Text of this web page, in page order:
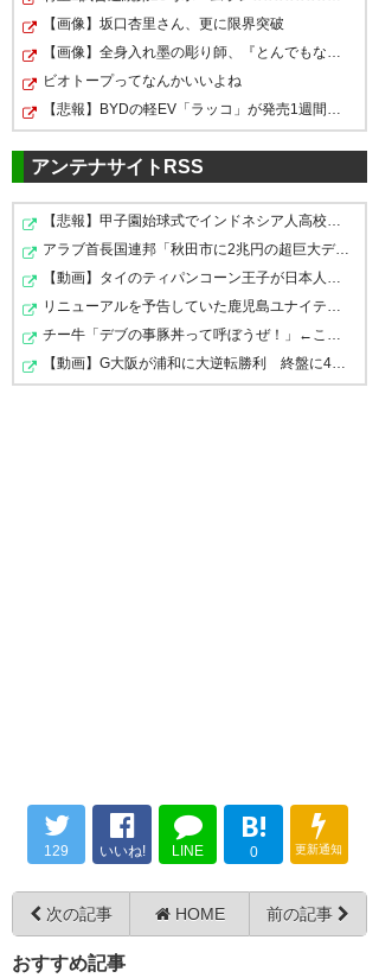
試合終了 湘南ベルマーレ0-6清
水エスパルス
— きーん (KeaneKea)2019, 9月
29
クリーンシートきたあああああ
ああああああああああああああ
ああああああああああああああ
ああ #spulse
#spulsehttps://t.co/Fcj216JpV4
— 黒髭組(清水と水戸を行ったり
来たり) (STYLETGOGO)2019, 9
月 29
コンサドーレにやられて嫌だっ
たことをベルマーレにするエス
パルス。
— ひろ公式 (hiro190819)2019,
エスパルス6-0で勝利！6得点も
すごいけど、何より無失点で勝
てたのが嬉しい！これからどん
どん勝ち進んでほしい！！
✨✨✨✨✨✨ #spulse #エスパル
ルスが勝つ夢を2日前に見て、現
実化してびっくりしている。
— 布袋屋＠サワイリ
(hoteiya97)2019, 9月 29
ほんと改めて、エウソン神エス
パルスに来てくれてありがと
う！ #spulse
— 私 (a___h___29)2019, 9月 29
ったから！
https://t.co/GePWuS4MRd
— きょとん (kyoton1229)2019,
9月 29
【画像】坂口杏里さん、更に限界突破
【画像】全身入れ墨の彫り師、『とんでもない正論』を吐…
ビオトープってなんかいいよね
【悲報】BYDの軽EV「ラッコ」が発売1週間で760台を受注。…
アンテナサイトRSS
【悲報】甲子園始球式でインドネシア人高校生が投げたこ…
アラブ首長国連邦「秋田市に2兆円の超巨大データセンター…
【動画】タイのティパンコーン王子が日本人女性とデート…
リニューアルを予告していた鹿児島ユナイテッドの“ゆない…
チー牛「デブの事豚丼って呼ぼうぜ！」←これが流行らなか…
【動画】G大阪が浦和に大逆転勝利 終盤に4ゴール波乱の…
129 いいね! LINE
B!
0 更新通知
次の記事 HOME 前の記事
おすすめ記事